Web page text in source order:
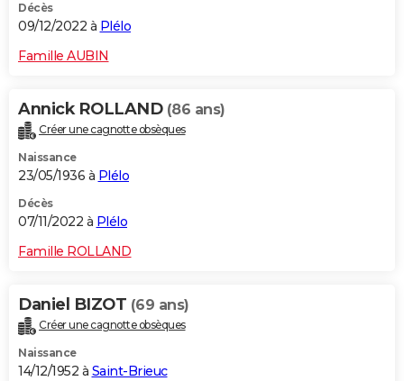
Décès
09/12/2022 à Plélo
Famille AUBIN
Annick ROLLAND (86 ans)
Créer une cagnotte obsèques
Naissance
23/05/1936 à Plélo
Décès
07/11/2022 à Plélo
Famille ROLLAND
Daniel BIZOT (69 ans)
Créer une cagnotte obsèques
Naissance
14/12/1952 à Saint-Brieuc